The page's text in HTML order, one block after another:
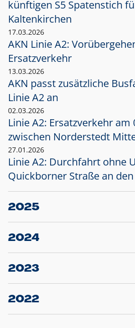
künftigen S5 Spatenstich
Kaltenkirchen
17.03.2026
AKN Linie A2:
Ersatzverkehr
13.03.2026
AKN passt zusätzliche
Linie A2 an
02.03.2026
Linie A2: Ersatzverkehr am
zwischen Norderstedt
27.01.2026
Linie A2: Durchfahrt ohne
Quickborner Straße an
2025
23.12.2025
Projekt S5: Start der
2024
10.12.2024
Großprojekt S5: Sperrung
2023
20.12.2023
Schleswig-Holstein
2022
22.12.2022